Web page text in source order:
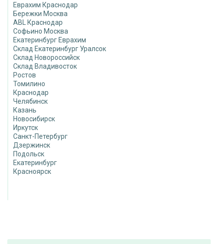
Еврахим Краснодар
Бережки Москва
ABL Краснодар
Софьино Москва
Екатеринбург Еврахим
Склад Екатеринбург Уралсок
Склад Новороссийск
Склад Владивосток
Ростов
Томилино
Краснодар
Челябинск
Казань
Новосибирск
Иркутск
Санкт-Петербург
Дзержинск
Подольск
Екатеринбург
Красноярск